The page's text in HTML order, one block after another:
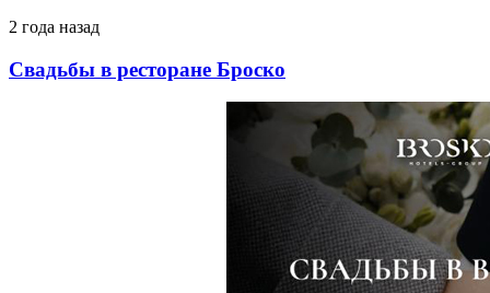
2 года назад
Свадьбы в ресторане Броско